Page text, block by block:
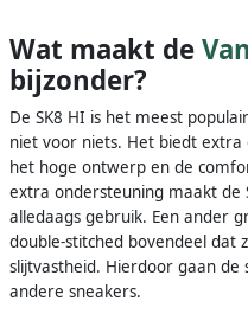
Wat maakt de
bijzonder?
De SK8 HI is het meest
niet voor niets. Het biedt extra
het hoge ontwerp en de
extra ondersteuning maakt de
alledaags gebruik. Een ander
double-stitched bovendeel
slijtvastheid. Hierdoor gaan de
andere sneakers.